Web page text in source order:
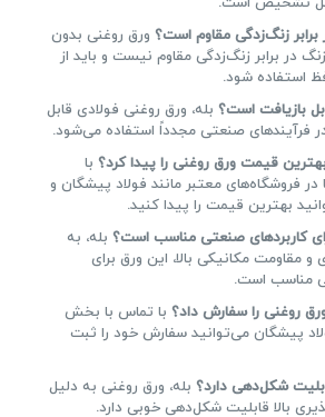
برابر زنگ‌زدگی مقاوم است؟ورق روغنی بدون
در برابر زنگ‌زدگی مقاوم نیست و باید از
استفاده شود.
بازیافت است؟بله، ورق روغنی فولادی قابل
فرآیندهای صنعتی مجدداً استفاده می‌شود.
قیمت ورق روغنی را پیدا کرد؟با
فروشگاه‌های معتبر مانند فولاد پیشگان و
بهترین قیمت را پیدا کنید.
کاربردهای صنعتی مناسب است؟بله، به
مقاومت مکانیکی بالا، این ورق برای
مناسب است.
روغنی را سفارش داد؟با تماس با بخش
پیشگان می‌توانید سفارش خود را ثبت
شکل‌دهی دارد؟بله، ورق روغنی به دلیل
بالا قابلیت شکل‌دهی خوبی دارد.